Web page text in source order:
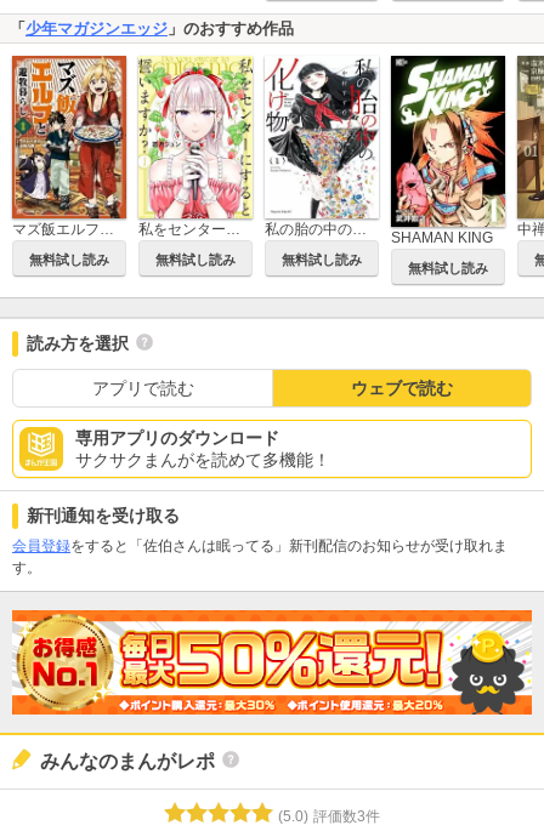
「 少年マガジンエッジ 」のおすすめ作品
マズ飯エルフと遊牧暮らし
無料試し読み
私をセンターにすると誓いますか?
無料試し読み
私の胎の中の化け物
無料試し読み
SHAMAN KING
無料試し読み
読み方を選択
アプリで読む ウェブで読む
専用アプリのダウンロード
サクサクまんがを読めて多機能！
新刊通知を受け取る
会員登録をすると「佐伯さんは眠ってる」新刊配信のお知らせが受け取れま
す。
みんなのまんがレポ
(5.0) 評価数3件